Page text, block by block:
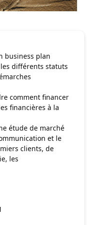
business plan
différents statuts
comment financer
financières à la
étude de marché
et le
clients, de
les